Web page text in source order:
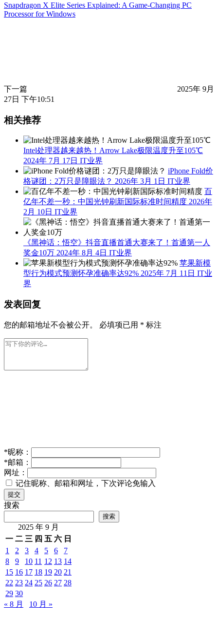
Snapdragon X Elite Series Explained: A Game-Changing PC
Processor for Windows
下一篇
2025年 9月
27日 下午10:51
相关推荐
Intel处理器越来越热！Arrow Lake极限温度升至105℃
2024年 7月 17日 IT业界
iPhone Fold价
格谜团：2万只是障眼法？ 2026年 3月 1日 IT业界
百
亿年不差一秒：中国光钟刷新国际标准时间精度 2026年
2月 10日 IT业界
《黑神话：悟空》抖音直播首通大赛来了！首通第一人
奖金10万 2024年 8月 4日 IT业界
苹果新模
型行为模式预测怀孕准确率达92% 2025年 7月 11日 IT业
界
发表回复
您的邮箱地址不会被公开。 必填项已用 * 标注
*昵称：
*邮箱：
网址：
记住昵称、邮箱和网址，下次评论免输入
提交
搜索
搜索
2025 年 9 月
一 二 三 四 五 六 日
1
2 3 4 5 6
7
8
9 10 11 12 13 14
15 16 17 18 19 20 21
22 23 24 25 26 27 28
29 30
« 8 月
10 月 »